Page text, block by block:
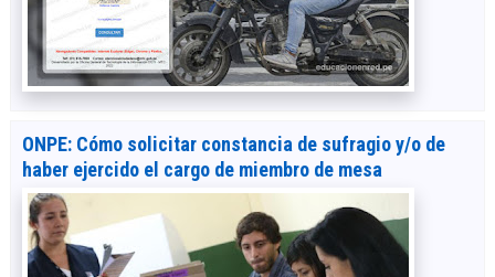
ONPE: Cómo solicitar constancia de sufragio y/o de
haber ejercido el cargo de miembro de mesa